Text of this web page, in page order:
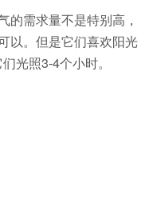
的需求量不是特别高，
以。但是它们喜欢阳光
光照3-4个小时。